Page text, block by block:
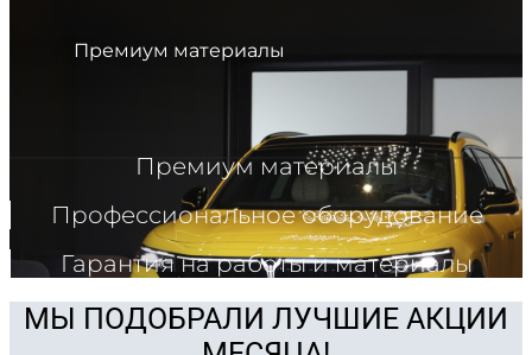
Премиум материалы
Премиум материалы
Профессиональное оборудование
Гарантия на работы и материалы
МЫ ПОДОБРАЛИ ЛУЧШИЕ АКЦИИ